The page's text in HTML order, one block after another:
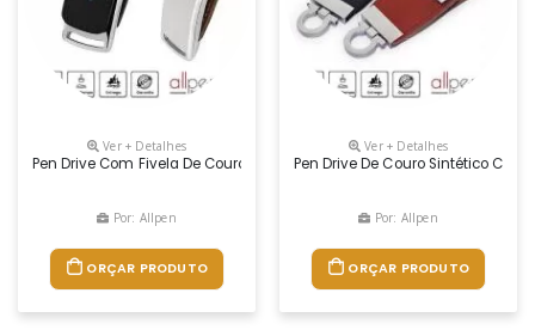
Ver + Detalhes
Pen Drive Com Fivela De Couro Costurada Com Ímã Para Fechamento
Por: Allpen
ORÇAR PRODUTO
Ver + Detalhes
Pen Drive De Couro Sintético
Por: Allpen
ORÇAR PRODUTO